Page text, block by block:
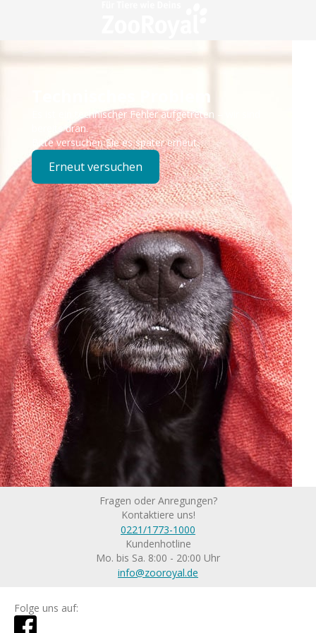
Technisches Problem
Es ist ein technischer Fehler aufgetreten – wir sind
bereits dran.
Bitte versuchen Sie es später erneut.
Erneut versuchen
Fragen oder Anregungen?
Kontaktiere uns!
0221/1773-1000
Kundenhotline
Mo. bis Sa. 8:00 - 20:00 Uhr
info@zooroyal.de
Folge uns auf: